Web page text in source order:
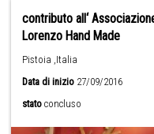
contributo all‘
Lorenzo Hand Made
Pistoia ,Italia
Data di inizio 27/09/2016
stato concluso